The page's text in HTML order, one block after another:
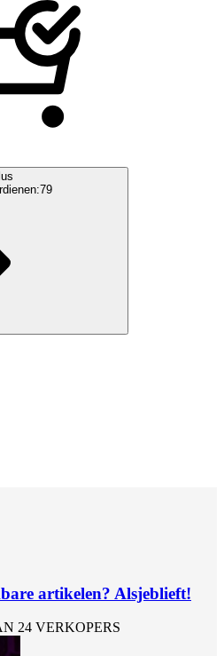
79
artikelen? Alsjeblieft!
24 VERKOPERS